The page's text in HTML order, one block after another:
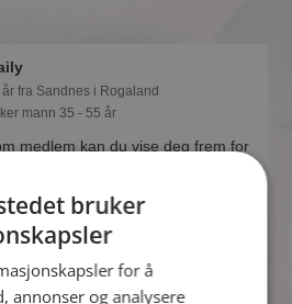
år fra Sandnes i Rogaland
mann 35 - 55 år
medlem kan du vise deg frem for
synes du er interessant.
bruker
for å
annonser og analysere